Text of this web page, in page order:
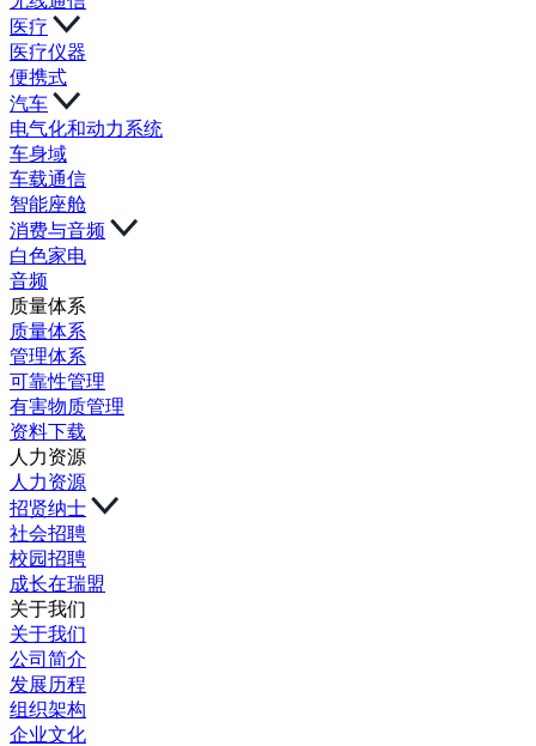
医疗
医疗仪器
便携式
汽车
电气化和动力系统
车身域
车载通信
智能座舱
消费与音频
白色家电
音频
质量体系
质量体系
管理体系
可靠性管理
有害物质管理
资料下载
人力资源
人力资源
招贤纳士
社会招聘
校园招聘
成长在瑞盟
关于我们
关于我们
公司简介
发展历程
组织架构
企业文化